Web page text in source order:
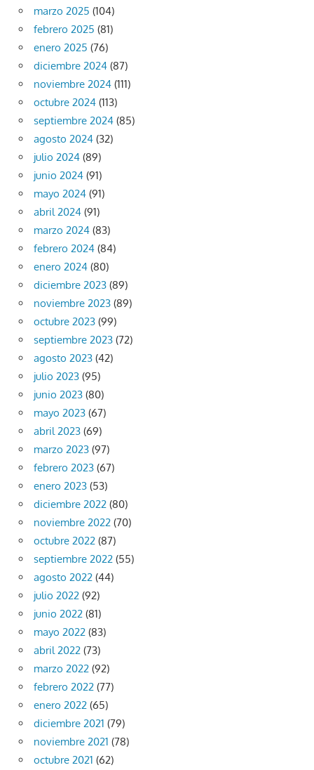
marzo 2025 (104)
febrero 2025 (81)
enero 2025 (76)
diciembre 2024 (87)
noviembre 2024 (111)
octubre 2024 (113)
septiembre 2024 (85)
agosto 2024 (32)
julio 2024 (89)
junio 2024 (91)
mayo 2024 (91)
abril 2024 (91)
marzo 2024 (83)
febrero 2024 (84)
enero 2024 (80)
diciembre 2023 (89)
noviembre 2023 (89)
octubre 2023 (99)
septiembre 2023 (72)
agosto 2023 (42)
julio 2023 (95)
junio 2023 (80)
mayo 2023 (67)
abril 2023 (69)
marzo 2023 (97)
febrero 2023 (67)
enero 2023 (53)
diciembre 2022 (80)
noviembre 2022 (70)
octubre 2022 (87)
septiembre 2022 (55)
agosto 2022 (44)
julio 2022 (92)
junio 2022 (81)
mayo 2022 (83)
abril 2022 (73)
marzo 2022 (92)
febrero 2022 (77)
enero 2022 (65)
diciembre 2021 (79)
noviembre 2021 (78)
octubre 2021 (62)